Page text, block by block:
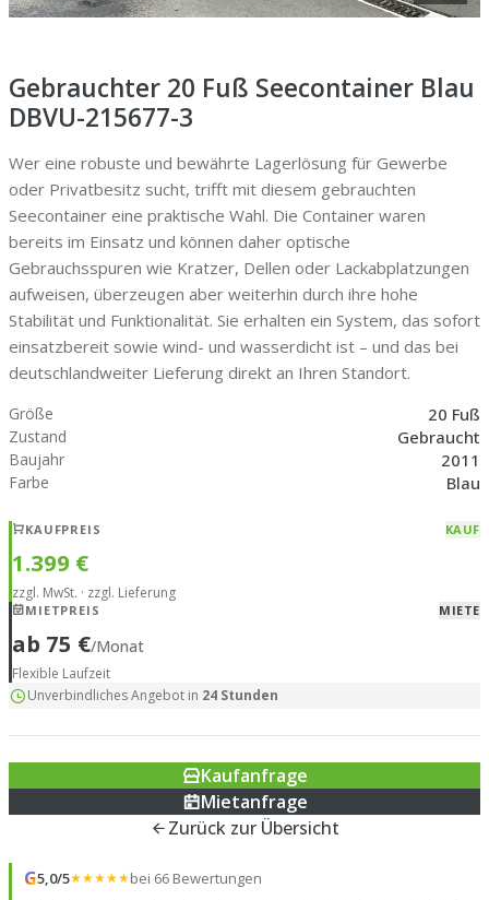
Gebrauchter 20 Fuß Seecontainer Blau
DBVU-215677-3
Wer eine robuste und bewährte Lagerlösung für Gewerbe
oder Privatbesitz sucht, trifft mit diesem gebrauchten
Seecontainer eine praktische Wahl. Die Container waren
bereits im Einsatz und können daher optische
Gebrauchsspuren wie Kratzer, Dellen oder Lackabplatzungen
aufweisen, überzeugen aber weiterhin durch ihre hohe
Stabilität und Funktionalität. Sie erhalten ein System, das sofort
einsatzbereit sowie wind- und wasserdicht ist – und das bei
deutschlandweiter Lieferung direkt an Ihren Standort.
Größe 20 Fuß
Zustand Gebraucht
Baujahr 2011
Farbe Blau
KAUF
KAUFPREIS
1.399 €
zzgl. MwSt. · zzgl. Lieferung
MIETE
MIETPREIS
ab 75 €/Monat
Flexible Laufzeit
Unverbindliches Angebot in 24 Stunden
Kaufanfrage
Mietanfrage
Zurück zur Übersicht
G5,0/5★★★★★bei 66 Bewertungen